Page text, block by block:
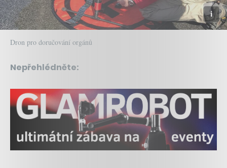
Dron pro doručování orgánů
Nepřehlédněte: